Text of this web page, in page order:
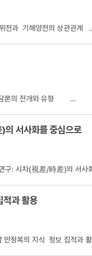
위전과 기해양전의 상관관계
담론의 전개와 유형 ...
서사화를 중심으로
구: 시차(視差/時差)의 서사
과 활용
안정복의 지식 정보 집적과